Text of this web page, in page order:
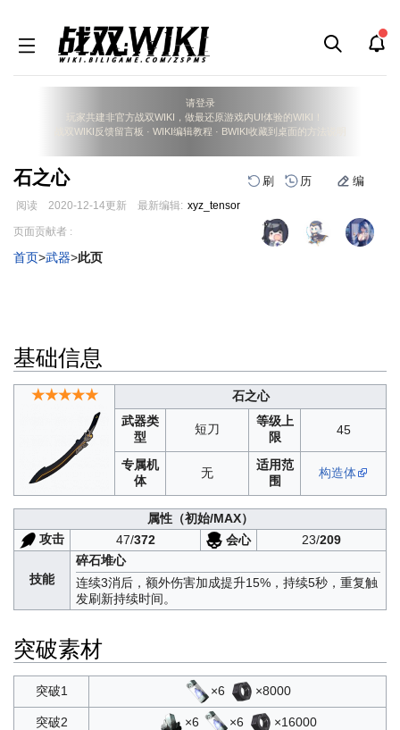
请登录
玩家共建非官方战双WIKI，做最还原游戏内UI体验的WIKI！
战双WIKI反馈留言板 · WIKI编辑教程 · BWIKI收藏到桌面的方法说明
石之心 刷 历 编
阅读 2020-12-14更新 最新编辑: xyz_tensor
跳
导
跳
搜
页面贡献者 :
首页>武器>此页
基础信息
★★★★★
石之心
武器类
型
短刀
等级上
限
45
专属机
体
无
适用范
围
构造体
属性（初始/MAX）
攻击
47/372 会心 23/209
技能
碎石堆心
连续3消后，额外伤害加成提升15%，持续5秒，重复触
发刷新持续时间。
突破素材
突破1 ×6 ×8000
突破2 ×6 ×6 ×16000